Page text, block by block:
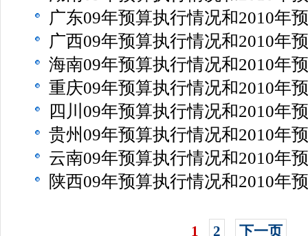
广东09年预算执行情况和2010年
广西09年预算执行情况和2010年
海南09年预算执行情况和2010年
重庆09年预算执行情况和2010年
四川09年预算执行情况和2010年
贵州09年预算执行情况和2010年
云南09年预算执行情况和2010年
陕西09年预算执行情况和2010年
1 2 下一页